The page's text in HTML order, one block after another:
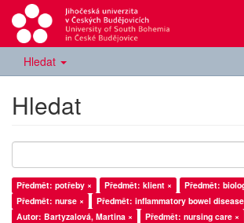
Hledat
Hledat
Předmět: potřeby × Předmět: klient ×
Předmět:
Předmět: nurse ×
Předmět: inflammatory bowel
Autor: Bartyzalová, Martina ×
Předmět: nursing care ×